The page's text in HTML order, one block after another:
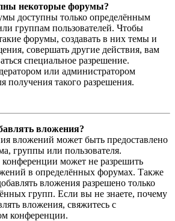
некоторые форумы?
доступны только определённым
группам пользователей. Чтобы
форумы, создавать в них темы и
совершать другие действия, вам
специальное разрешение.
или администратором
получения такого разрешения.
вложения?
вложений может быть предоставлено
группы или пользователя.
может не разрешить
в определённых форумах. Также
вложения разрешено только
групп. Если вы не знаете, почему
вложения, свяжитесь с
конференции.